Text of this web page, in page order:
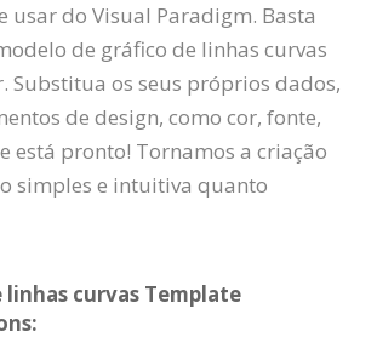
usar do Visual Paradigm. Basta
de gráfico de linhas curvas
Substitua os seus próprios dados,
de design, como cor, fonte,
está pronto! Tornamos a criação
simples e intuitiva quanto
linhas curvas Template